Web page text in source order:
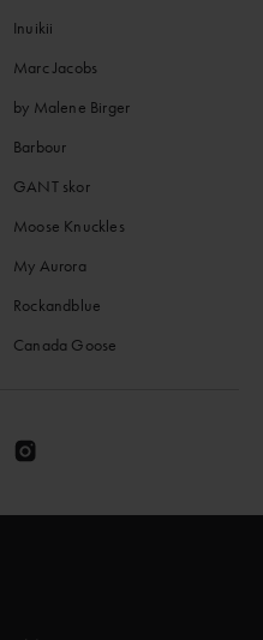
Inuikii
Marc Jacobs
by Malene Birger
Barbour
GANT skor
Moose Knuckles
My Aurora
Rockandblue
Canada Goose